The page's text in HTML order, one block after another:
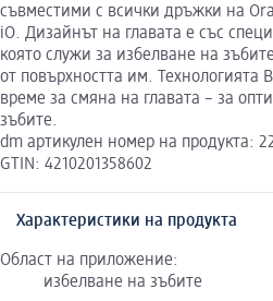
съвместими с всички дръжки на
iO. Дизайнът на главата е със
която служи за избелване на
от повърхността им. Технологията
време за смяна на главата – за
зъбите.
dm артикулен номер на продукта:
GTIN: 4210201358602
Характеристики на продукта
Област на приложение:
избелване на зъбите